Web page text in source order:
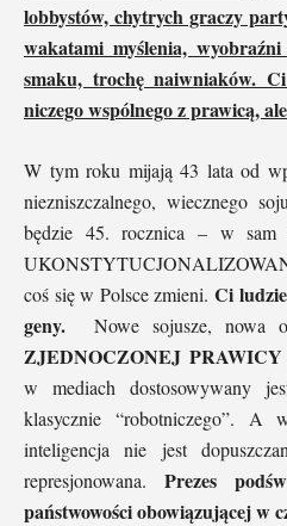
lobbystów, chytrych graczy
wakatami myślenia,
smaku, trochę naiwniaków.
niczego wspólnego z prawicą,
W tym roku mijają 43 lata od
niezniszczalnego, wiecznego
będzie 45. rocznica – w
coś się w Polsce zmieni. Ci
geny. Nowe sojusze, nowa
ZJEDNOCZONEJ
w mediach dostosowywany
klasycznie “robotniczego”. A
inteligencja nie jest
represjonowana. Prezes
państwowości obowiązującej w